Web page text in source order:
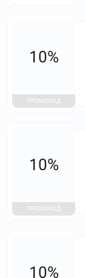
10%
ПРОМОКОД
10%
ПРОМОКОД
10%